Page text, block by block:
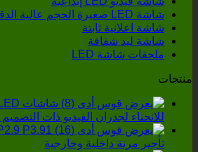
من
حيث
شاشة LED صغيرة الحجم عالية الدقة
شاشة اعلانية ثابتة
شاشة ليد شفافة
ملحقات شاشة LED
منتجات
للانحناء لجدران الفيديو ذات
تأجير مرنة داخلية وخارجية